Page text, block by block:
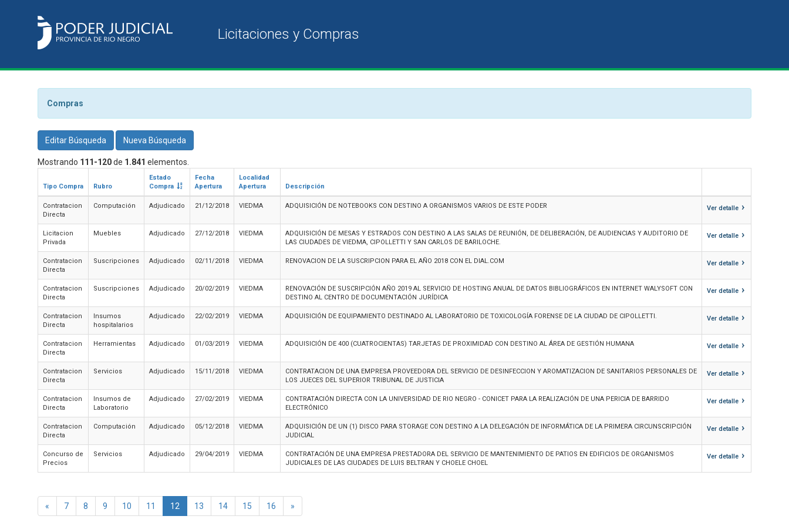
Compras
Editar Búsqueda Nueva Búsqueda
Mostrando 111-120de 1.841 elementos.
Tipo Compra Rubro
Estado
Compra
Fecha
Apertura
Localidad
Apertura
Descripción
Contratacion
Directa
Computación Adjudicado 21/12/2018 VIEDMA ADQUISICIÓN DE NOTEBOOKS CON DESTINO A ORGANISMOS VARIOS DE ESTE PODER Ver detalle ›
Licitacion
Privada
Muebles Adjudicado 27/12/2018 VIEDMA
ADQUISICIÓN DE MESAS Y ESTRADOS CON DESTINO A LAS SALAS DE REUNIÓN, DE DELIBERACIÓN, DE AUDIENCIAS Y AUDITORIO DE
LAS CIUDADES DE VIEDMA, CIPOLLETTI Y SAN CARLOS DE BARILOCHE.
Ver detalle ›
Contratacion
Directa
Suscripciones Adjudicado 02/11/2018 VIEDMA RENOVACION DE LA SUSCRIPCION PARA EL AÑO 2018 CON EL DIAL.COM Ver detalle ›
Contratacion
Directa
Suscripciones Adjudicado 20/02/2019 VIEDMA
RENOVACIÓN DE SUSCRIPCIÓN AÑO 2019 AL SERVICIO DE HOSTING ANUAL DE DATOS BIBLIOGRÁFICOS EN INTERNET WALYSOFT CON
DESTINO AL CENTRO DE DOCUMENTACIÓN JURÍDICA
Ver detalle ›
Contratacion
Directa
Insumos
hospitalarios
Adjudicado 22/02/2019 VIEDMA ADQUISICIÓN DE EQUIPAMIENTO DESTINADO AL LABORATORIO DE TOXICOLOGÍA FORENSE DE LA CIUDAD DE CIPOLLETTI. Ver detalle ›
Contratacion
Directa
Herramientas Adjudicado 01/03/2019 VIEDMA ADQUISICIÓN DE 400 (CUATROCIENTAS) TARJETAS DE PROXIMIDAD CON DESTINO AL ÁREA DE GESTIÓN HUMANA Ver detalle ›
Contratacion
Directa
Servicios Adjudicado 15/11/2018 VIEDMA
CONTRATACION DE UNA EMPRESA PROVEEDORA DEL SERVICIO DE DESINFECCION Y AROMATIZACION DE SANITARIOS PERSONALES DE
LOS JUECES DEL SUPERIOR TRIBUNAL DE JUSTICIA
Ver detalle ›
Contratacion
Directa
Insumos de
Laboratorio
Adjudicado 27/02/2019 VIEDMA
CONTRATACIÓN DIRECTA CON LA UNIVERSIDAD DE RIO NEGRO - CONICET PARA LA REALIZACIÓN DE UNA PERICIA DE BARRIDO
ELECTRÓNICO
Ver detalle ›
Contratacion
Directa
Computación Adjudicado 05/12/2018 VIEDMA
ADQUISICIÓN DE UN (1) DISCO PARA STORAGE CON DESTINO A LA DELEGACIÓN DE INFORMÁTICA DE LA PRIMERA CIRCUNSCRIPCIÓN
JUDICIAL
Ver detalle ›
Concurso de
Precios
Servicios Adjudicado 29/04/2019 VIEDMA
CONTRATACIÓN DE UNA EMPRESA PRESTADORA DEL SERVICIO DE MANTENIMIENTO DE PATIOS EN EDIFICIOS DE ORGANISMOS
JUDICIALES DE LAS CIUDADES DE LUIS BELTRAN Y CHOELE CHOEL
Ver detalle ›
« 7 8 9 10 11 12 13 14 15 16 »